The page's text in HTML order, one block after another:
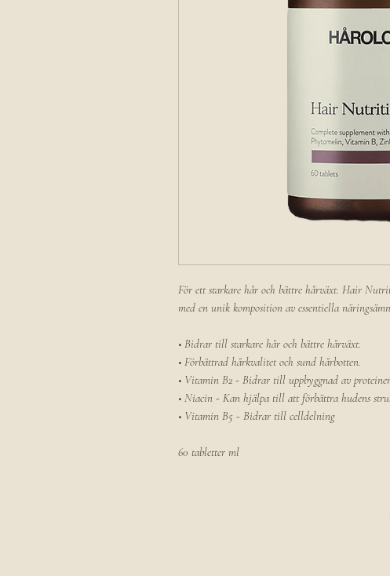
För ett starkare hår och bättre hårväxt. Hair
med en unik komposition av essentiella
• Bidrar till starkare hår och bättre hårväxt.
• Förbättrad hårkvalitet och sund hårbotten.
• Vitamin B2 - Bidrar till uppbyggnad av
• Niacin - Kan hjälpa till att förbättra hudens
• Vitamin B5 - Bidrar till celldelning
60 tabletter ml